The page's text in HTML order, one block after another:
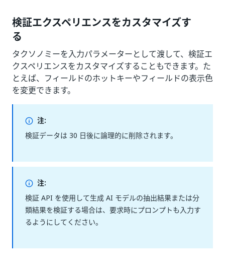
検証エクスペリエンスをカスタマイズす
る
タクソノミーを入力パラメーターとして渡して、検証エ
クスペリエンスをカスタマイズすることもできます。た
とえば、フィールドのホットキーやフィールドの表示色
を変更できます。
注:
検証データは 30 日後に論理的に削除されます。
注:
検証 API を使用して生成 AI モデルの抽出結果または分
類結果を検証する場合は、要求時にプロンプトも入力す
るようにしてください。